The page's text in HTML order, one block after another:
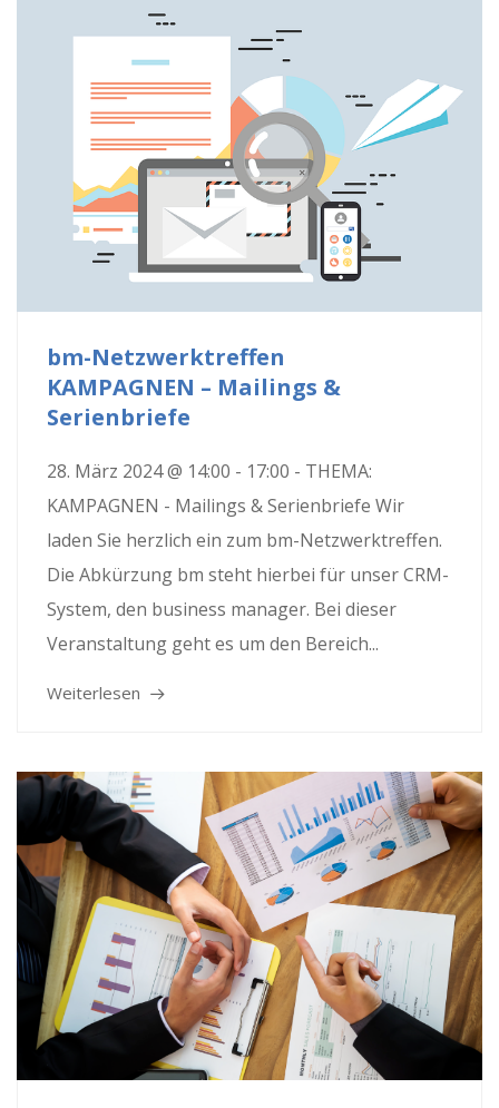
bm-Netzwerktreffen
KAMPAGNEN – Mailings &
Serienbriefe
28. März 2024 @ 14:00 - 17:00 - THEMA:
KAMPAGNEN - Mailings & Serienbriefe Wir
laden Sie herzlich ein zum bm-Netzwerktreffen.
Die Abkürzung bm steht hierbei für unser CRM-
System, den business manager. Bei dieser
Veranstaltung geht es um den Bereich...
Weiterlesen